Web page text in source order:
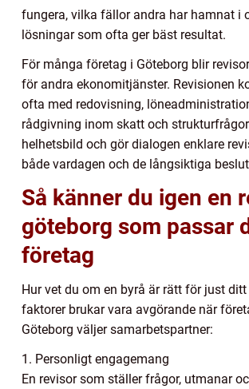
fungera, vilka fällor andra har hamnat i
lösningar som ofta ger bäst resultat.
För många företag i Göteborg blir
för andra ekonomitjänster. Revisionen
ofta med redovisning,
rådgivning inom skatt och
helhetsbild och gör dialogen enklare
både vardagen och de långsiktiga
Så känner du igen en
göteborg som passar
företag
Hur vet du om en byrå är rätt för just
faktorer brukar vara avgörande när
Göteborg väljer samarbetspartner:
1. Personligt engagemang
En revisor som ställer frågor, utmanar